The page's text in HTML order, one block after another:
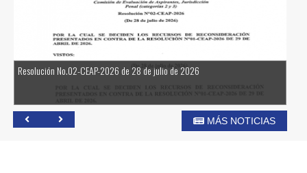
Resolución No.02-CEAP-2026 de 28 de julio de 2026
MÁS NOTICIAS